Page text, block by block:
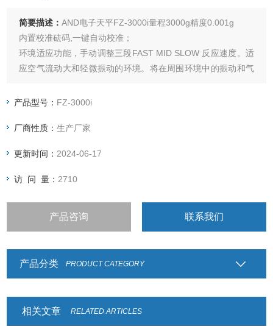
简要描述：AND电子天平FZ-3000i量程3000g精度0.001g
内置校准砝码,一键自动校准；
环境适应功能，手动调整三段FAST MID SLOW 反应速度。适
应空气流动大和轻微振动的环境。将在周围环境中的振动和气
小型B5大小，方便自动化生产线安装
产品型号： FZ-3000i
厂商性质：生产厂家
更新时间： 2024-06-17
访 问 量： 2710
产品咨询 联系我们
产品分类 PRODUCT CATEGORY
相关文章 RELATED ARTICLES